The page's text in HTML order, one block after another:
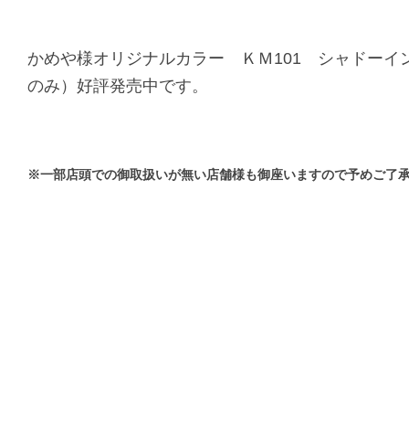
かめや様オリジナルカラー ＫＭ101 シャドーイ
のみ） 好評発売中です。
※一部店頭での御取扱いが無い店舗様も御座いますので予めご了